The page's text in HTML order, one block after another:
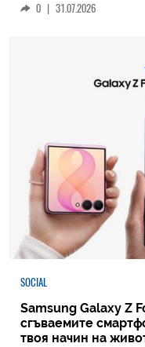
0 | 31.07.2026
SOCIAL
Samsung Galaxy Z
сгъваемите
твоя начин на